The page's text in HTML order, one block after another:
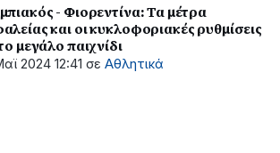
- Φιορεντίνα: Τα μέτρα
και οι κυκλοφοριακές ρυθμίσεις
μεγάλο παιχνίδι
2024 12:41 σε Αθλητικά